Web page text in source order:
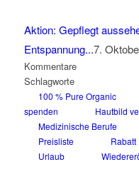
Aktion: Gepflegt
Entspannung...7.
Kommentare
Schlagworte
100 % Pure Organic
spenden
Hautbild
Medizinische Berufe
Preisliste
Rabatt
Urlaub